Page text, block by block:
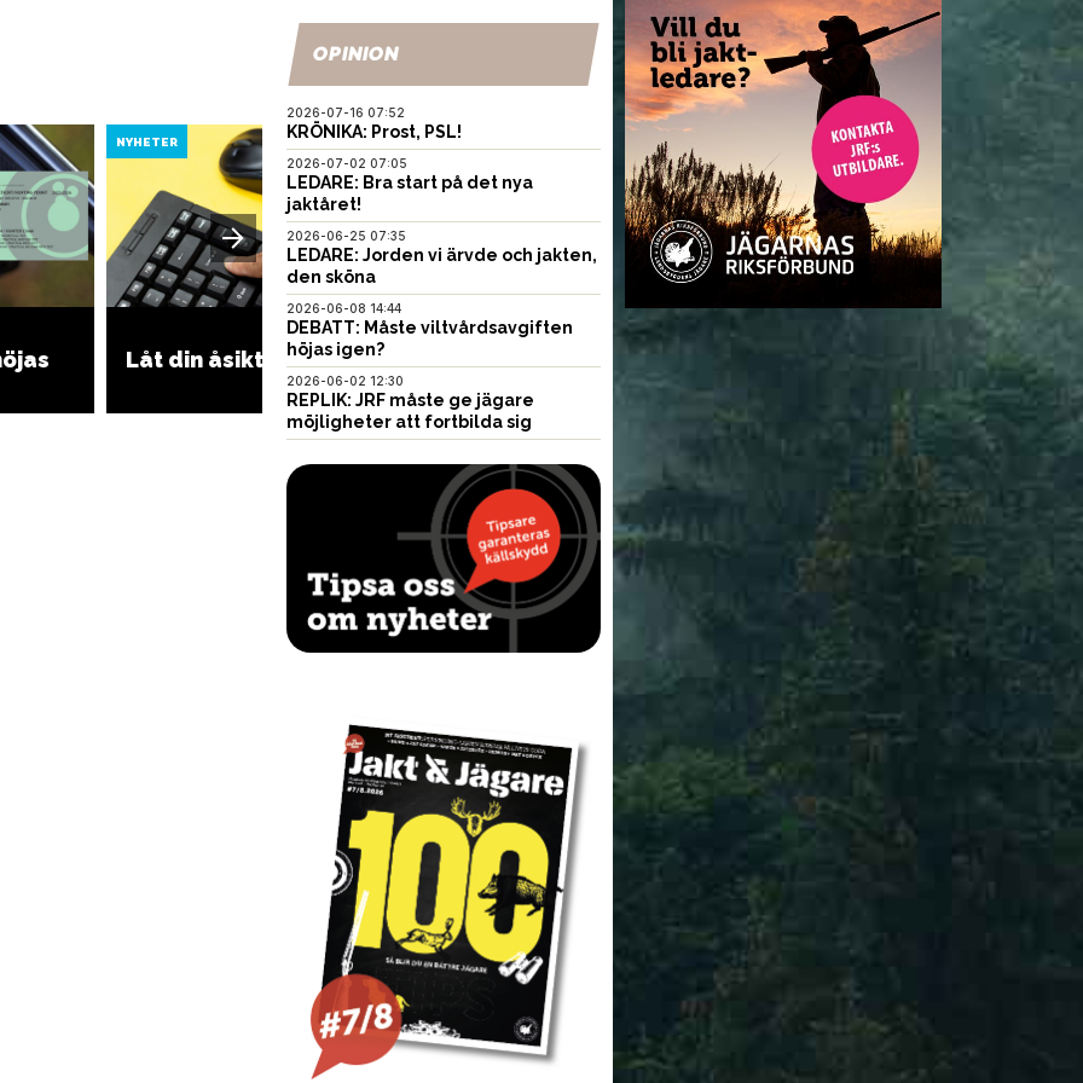
NYHETER
Låt din åsikt höras
NYHETER
REPLIK: JRF måste ge
jägare möjligheter att
NYHETER
DEBATT: Jägare är dåliga
på att vidareutbilda sig
OPINION
2026-07-16 07:52
KRÖNIKA: Prost, PSL!
2026-07-02 07:05
LEDARE: Bra start på det nya
jaktåret!
2026-06-25 07:35
LEDARE: Jorden vi ärvde och jakten,
den sköna
2026-06-08 14:44
DEBATT: Måste viltvårdsavgiften
höjas igen?
2026-06-02 12:30
REPLIK: JRF måste ge jägare
möjligheter att fortbilda sig